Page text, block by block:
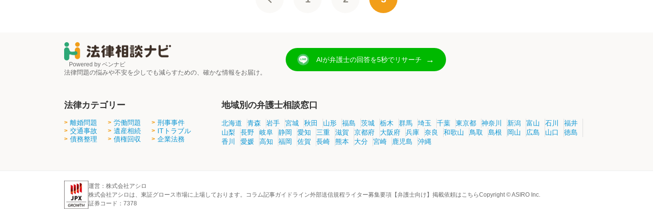
Powered by ベンナビ
法律問題の悩みや不安を少しでも減らすための、確かな情報をお届け。
AIが弁護士の回答を5秒でリサーチ →
法律カテゴリー
離婚問題 労働問題
刑事事件
交通事故
遺産相続
ITトラブル
債務整理
債権回収 企業法務
地域別の弁護士相談窓口
北海道 青森 岩手 宮城 秋田 山形 福島 茨城 栃木 群馬 埼玉 千葉 東京都 神奈川 新潟 富山 石川
福井
山梨
長野 岐阜 静岡 愛知 三重 滋賀 京都府 大阪府 兵庫 奈良 和歌山 鳥取 島根 岡山 広島 山口
徳島
香川
愛媛 高知 福岡 佐賀 長崎 熊本 大分 宮崎 鹿児島 沖縄
運営：株式会社アシロ
株式会社アシロは、東証グロース市場に上場しております。
証券コード：7378
コラム記事ガイドライン外部送信規程ライター募集要項 【弁護士向け】掲載依頼はこちらCopyright © ASIRO Inc.